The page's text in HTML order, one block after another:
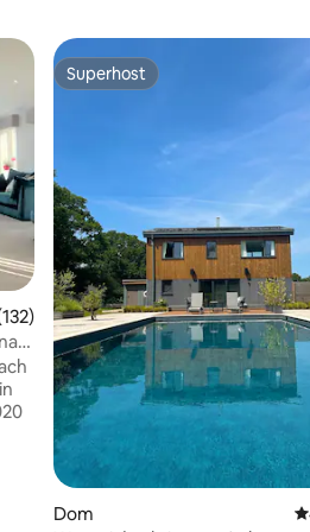
ocena: 5 na 5, liczba recenzji: 132
Superhost
Superhost
Dom